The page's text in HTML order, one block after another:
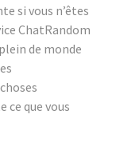
si vous n’êtes
ChatRandom
de monde
ce que vous